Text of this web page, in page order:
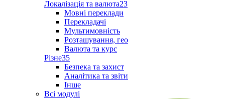
Локалізація та валюта23
Мовні переклади
Перекладачі
Мультимовність
Розташування, гео
Валюта та курс
Різне35
Безпека та захист
Аналітика та звіти
Інше
Всі модулі